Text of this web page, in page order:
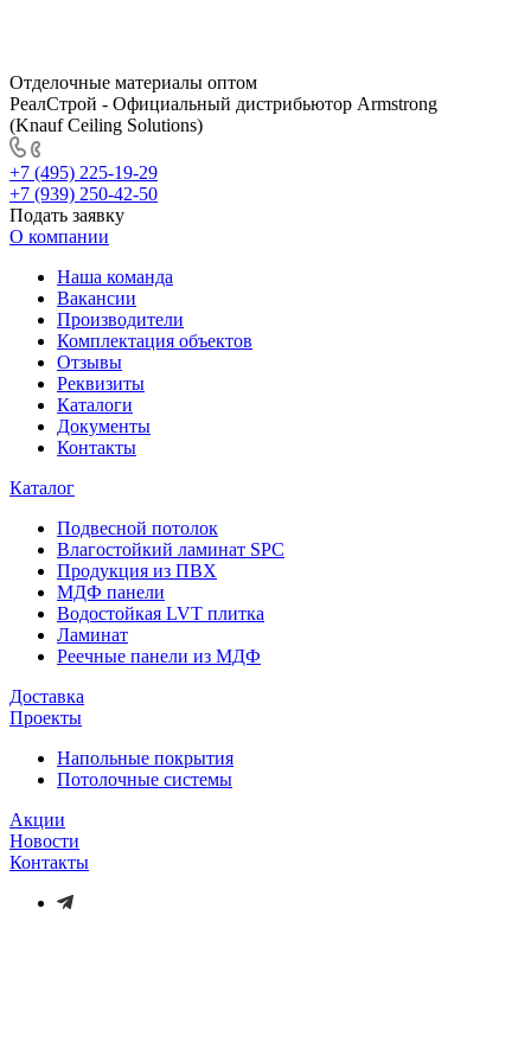
Отделочные материалы оптом
РеалСтрой - Официальный дистрибьютор Armstrong
(Knauf Ceiling Solutions)
+7 (495) 225-19-29
+7 (939) 250-42-50
Подать заявку
О компании
Наша команда
Вакансии
Производители
Комплектация объектов
Отзывы
Реквизиты
Каталоги
Документы
Контакты
Каталог
Подвесной потолок
Влагостойкий ламинат SPC
Продукция из ПВХ
МДФ панели
Водостойкая LVT плитка
Ламинат
Реечные панели из МДФ
Доставка
Проекты
Напольные покрытия
Потолочные системы
Акции
Новости
Контакты